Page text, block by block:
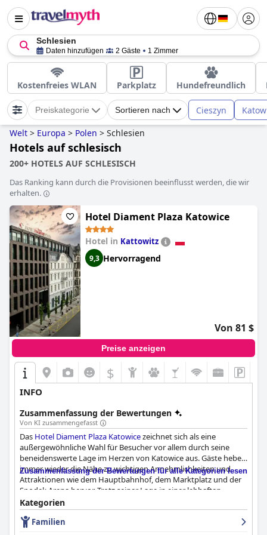
Schlesien
Daten hinzufügen 2 Gäste 1 Zimmer
Kostenfreies WLAN Parkplatz Hundefreundlich
Preiskategorie Sortieren nach Cieszyn
Welt > Europa > Polen > Schlesien
Hotels auf schlesisch
200+ HOTELS AUF SCHLESISCH
Das Ranking kann durch die Provisionen beeinflusst werden, die wir
erhalten.
Hotel Diament Plaza Katowice
Hotel in Kattowitz
9,3 Hervorragend
Von 81 $
Preise anzeigen
$
INFO
Zusammenfassung der Bewertungen
Von KI zusammengefasst
Das Hotel Diament Plaza Katowicezeichnet sich als eine
außergewöhnliche Wahl für Besucher vor allem durch seine
beneidenswerte Lage im Herzen von Katowice aus. Gäste heben
immer wieder die Nähe zu wichtigen Annehmlichkeiten und
Attraktionen wie dem Hauptbahnhof, dem Marktplatz und der
Spodek Arena hervor. Trotz seiner Lage in einer lebhaften
Gegend bewahrt das Hotel eine friedliche Atmosphäre, die einen
perfekten Rückzugsort von der Hektik der Stadt darstellt.
Zusammenfassung der Bewertungen für alle Kategorien lesen
Kategorien
Familien